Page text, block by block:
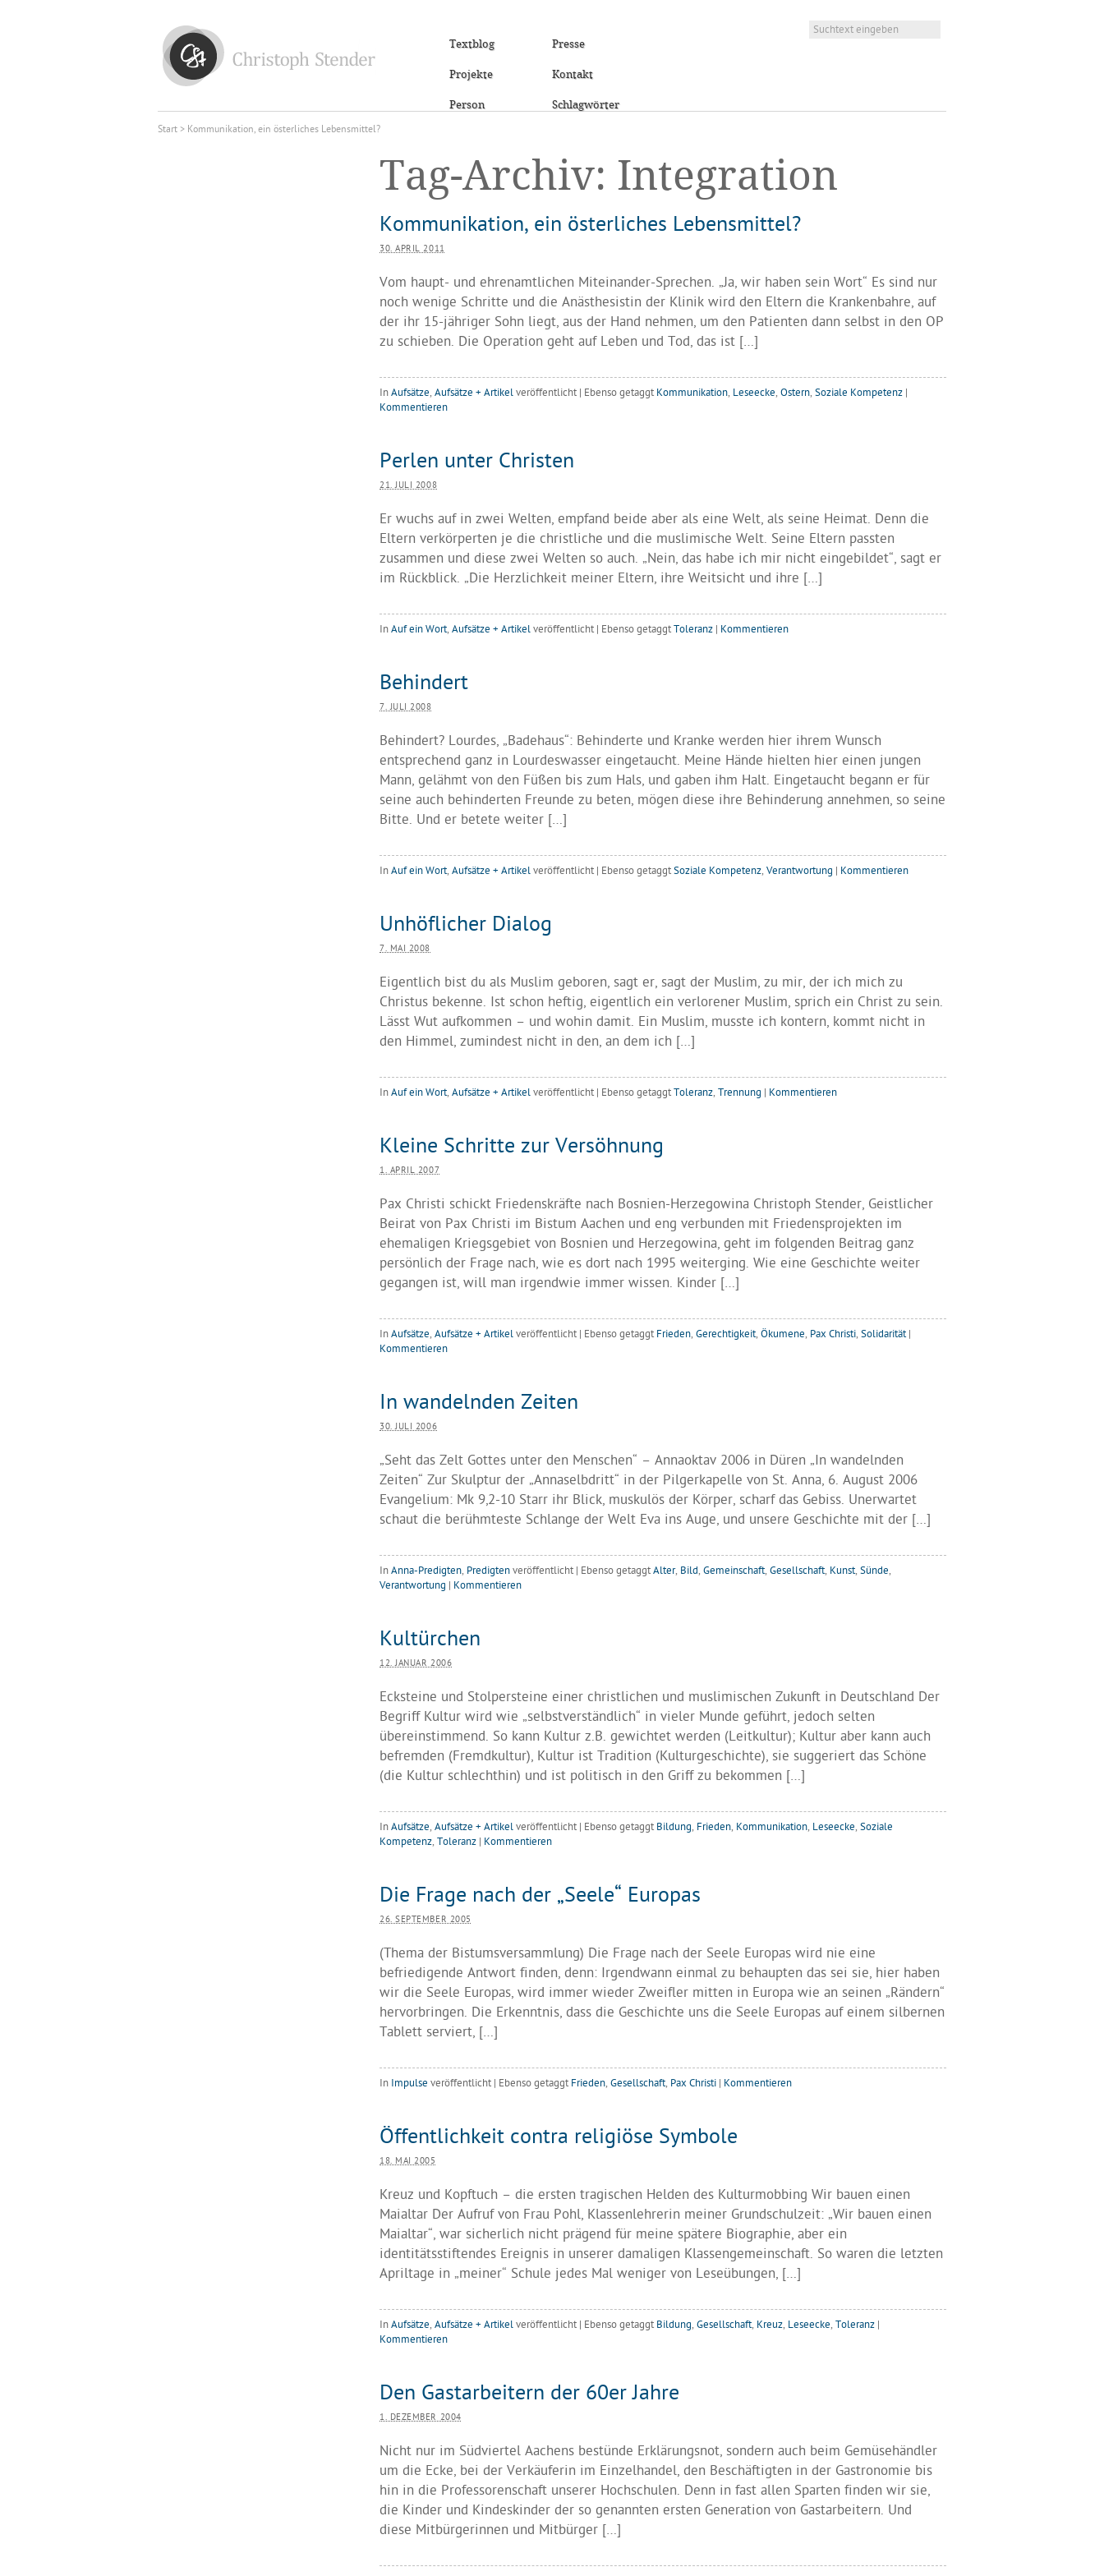
Textblog Presse
Projekte Kontakt
Person Schlagwörter
Start> Kommunikation, ein österliches Lebensmittel?
Tag-Archiv: Integration
Kommunikation, ein österliches Lebensmittel?
30. APRIL 2011
Vom haupt- und ehrenamtlichen Miteinander-Sprechen. „Ja, wir haben sein Wort“ Es sind nur
noch wenige Schritte und die Anästhesistin der Klinik wird den Eltern die Krankenbahre, auf
der ihr 15-jähriger Sohn liegt, aus der Hand nehmen, um den Patienten dann selbst in den OP
zu schieben. Die Operation geht auf Leben und Tod, das ist […]
InAufsätze, Aufsätze + Artikelveröffentlicht | Ebenso getaggt Kommunikation, Leseecke, Ostern, Soziale Kompetenz |
Kommentieren
Perlen unter Christen
21. JULI 2008
Er wuchs auf in zwei Welten, empfand beide aber als eine Welt, als seine Heimat. Denn die
Eltern verkörperten je die christliche und die muslimische Welt. Seine Eltern passten
zusammen und diese zwei Welten so auch. „Nein, das habe ich mir nicht eingebildet“, sagt er
im Rückblick. „Die Herzlichkeit meiner Eltern, ihre Weitsicht und ihre […]
InAuf ein Wort, Aufsätze + Artikelveröffentlicht | Ebenso getaggtToleranz | Kommentieren
Behindert
7. JULI 2008
Behindert? Lourdes, „Badehaus“: Behinderte und Kranke werden hier ihrem Wunsch
entsprechend ganz in Lourdeswasser eingetaucht. Meine Hände hielten hier einen jungen
Mann, gelähmt von den Füßen bis zum Hals, und gaben ihm Halt. Eingetaucht begann er für
seine auch behinderten Freunde zu beten, mögen diese ihre Behinderung annehmen, so seine
Bitte. Und er betete weiter […]
InAuf ein Wort, Aufsätze + Artikelveröffentlicht | Ebenso getaggtSoziale Kompetenz, Verantwortung | Kommentieren
Unhöflicher Dialog
7. MAI 2008
Eigentlich bist du als Muslim geboren, sagt er, sagt der Muslim, zu mir, der ich mich zu
Christus bekenne. Ist schon heftig, eigentlich ein verlorener Muslim, sprich ein Christ zu sein.
Lässt Wut aufkommen – und wohin damit. Ein Muslim, musste ich kontern, kommt nicht in
den Himmel, zumindest nicht in den, an dem ich […]
InAuf ein Wort, Aufsätze + Artikelveröffentlicht | Ebenso getaggtToleranz, Trennung | Kommentieren
Kleine Schritte zur Versöhnung
1. APRIL 2007
Pax Christi schickt Friedenskräfte nach Bosnien-Herzegowina Christoph Stender, Geistlicher
Beirat von Pax Christi im Bistum Aachen und eng verbunden mit Friedensprojekten im
ehemaligen Kriegsgebiet von Bosnien und Herzegowina, geht im folgenden Beitrag ganz
persönlich der Frage nach, wie es dort nach 1995 weiterging. Wie eine Geschichte weiter
gegangen ist, will man irgendwie immer wissen. Kinder […]
InAufsätze, Aufsätze + Artikelveröffentlicht | Ebenso getaggt Frieden, Gerechtigkeit, Ökumene, Pax Christi, Solidarität |
Kommentieren
In wandelnden Zeiten
30. JULI 2006
„Seht das Zelt Gottes unter den Menschen“ – Annaoktav 2006 in Düren „In wandelnden
Zeiten“ Zur Skulptur der „Annaselbdritt“ in der Pilgerkapelle von St. Anna, 6. August 2006
Evangelium: Mk 9,2-10 Starr ihr Blick, muskulös der Körper, scharf das Gebiss. Unerwartet
schaut die berühmteste Schlange der Welt Eva ins Auge, und unsere Geschichte mit der […]
InAnna-Predigten, Predigtenveröffentlicht | Ebenso getaggtAlter, Bild, Gemeinschaft, Gesellschaft, Kunst, Sünde,
Verantwortung | Kommentieren
Kultürchen
12. JANUAR 2006
Ecksteine und Stolpersteine einer christlichen und muslimischen Zukunft in Deutschland Der
Begriff Kultur wird wie „selbstverständlich“ in vieler Munde geführt, jedoch selten
übereinstimmend. So kann Kultur z.B. gewichtet werden (Leitkultur); Kultur aber kann auch
befremden (Fremdkultur), Kultur ist Tradition (Kulturgeschichte), sie suggeriert das Schöne
(die Kultur schlechthin) und ist politisch in den Griff zu bekommen […]
InAufsätze, Aufsätze + Artikelveröffentlicht | Ebenso getaggt Bildung, Frieden, Kommunikation, Leseecke, Soziale
Kompetenz, Toleranz | Kommentieren
Die Frage nach der „Seele“ Europas
26. SEPTEMBER 2005
(Thema der Bistumsversammlung) Die Frage nach der Seele Europas wird nie eine
befriedigende Antwort finden, denn: Irgendwann einmal zu behaupten das sei sie, hier haben
wir die Seele Europas, wird immer wieder Zweifler mitten in Europa wie an seinen „Rändern“
hervorbringen. Die Erkenntnis, dass die Geschichte uns die Seele Europas auf einem silbernen
Tablett serviert, […]
In Impulse veröffentlicht | Ebenso getaggt Frieden, Gesellschaft, Pax Christi | Kommentieren
Öffentlichkeit contra religiöse Symbole
18. MAI 2005
Kreuz und Kopftuch – die ersten tragischen Helden des Kulturmobbing Wir bauen einen
Maialtar Der Aufruf von Frau Pohl, Klassenlehrerin meiner Grundschulzeit: „Wir bauen einen
Maialtar“, war sicherlich nicht prägend für meine spätere Biographie, aber ein
identitätsstiftendes Ereignis in unserer damaligen Klassengemeinschaft. So waren die letzten
Apriltage in „meiner“ Schule jedes Mal weniger von Leseübungen, […]
InAufsätze, Aufsätze + Artikelveröffentlicht | Ebenso getaggt Bildung, Gesellschaft, Kreuz, Leseecke, Toleranz |
Kommentieren
Den Gastarbeitern der 60er Jahre
1. DEZEMBER 2004
Nicht nur im Südviertel Aachens bestünde Erklärungsnot, sondern auch beim Gemüsehändler
um die Ecke, bei der Verkäuferin im Einzelhandel, den Beschäftigten in der Gastronomie bis
hin in die Professorenschaft unserer Hochschulen. Denn in fast allen Sparten finden wir sie,
die Kinder und Kindeskinder der so genannten ersten Generation von Gastarbeitern. Und
diese Mitbürgerinnen und Mitbürger […]